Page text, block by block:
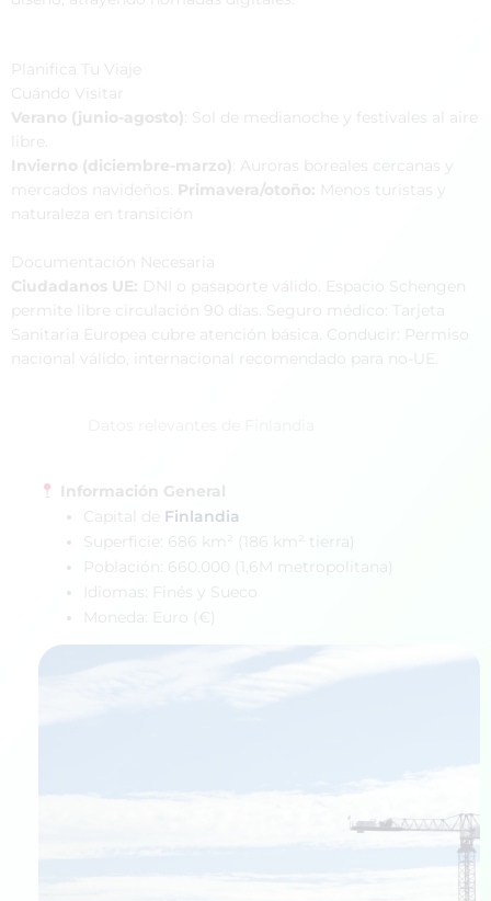
Planifica Tu Viaje
Cuándo Visitar
Verano (junio-agosto): Sol de medianoche y festivales al aire
libre.
Invierno (diciembre-marzo): Auroras boreales cercanas y
mercados navideños. Primavera/otoño: Menos turistas y
naturaleza en transición
Documentación Necesaria
Ciudadanos UE: DNI o pasaporte válido. Espacio Schengen
permite libre circulación 90 días. Seguro médico: Tarjeta
Sanitaria Europea cubre atención básica. Conducir: Permiso
nacional válido, internacional recomendado para no-UE.
Información General
Capital de Finlandia
Superficie: 686 km² (186 km² tierra)
Población: 660.000 (1,6M metropolitana)
Idiomas: Finés y Sueco
Moneda: Euro (€)